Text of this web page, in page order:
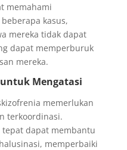
memahami
kasus,
mereka tidak dapat
dapat memperburuk
mereka.
Mengatasi
memerlukan
terkoordinasi.
dapat membantu
memperbaiki